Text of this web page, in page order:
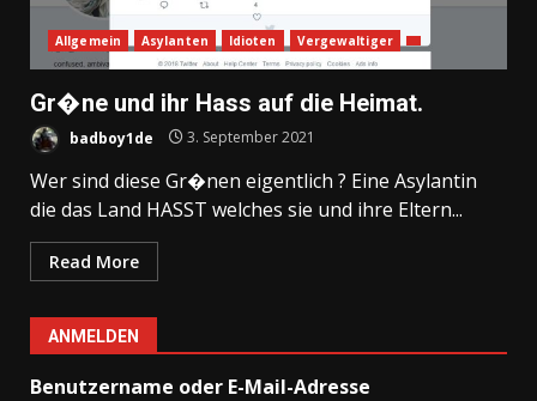
Allgemein Asylanten Idioten Vergewaltiger
Gr�ne und ihr Hass auf die Heimat.
badboy1de 3. September 2021
Wer sind diese Gr�nen eigentlich ? Eine Asylantin
die das Land HASST welches sie und ihre Eltern...
Read More
ANMELDEN
Benutzername oder E-Mail-Adresse